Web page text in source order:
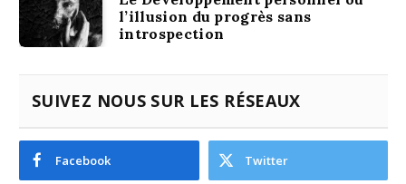
l’illusion du progrès sans
introspection
SUIVEZ NOUS SUR LES RÉSEAUX
Facebook Twitter